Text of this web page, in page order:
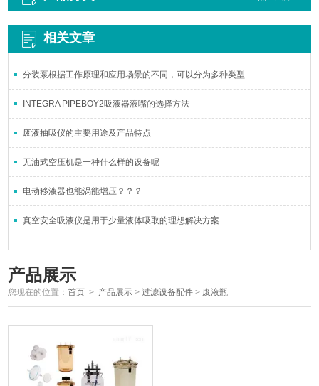
相关文章
分装泵根据工作原理和应用场景的不同，可以分为多种类型
INTEGRA PIPEBOY2吸液器液嘴的选择方法
废液抽吸仪的主要用途及产品特点
无油式空压机是一种什么样的设备呢
电动移液器也能涡能增压？？？
真空安全吸液仪是用于少量液体吸取的理想解决方案
产品展示
您现在的位置：首页 > 产品展示 >过滤设备配件 > 废液瓶